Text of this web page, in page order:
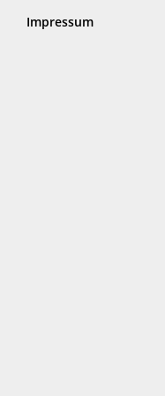
Impressum